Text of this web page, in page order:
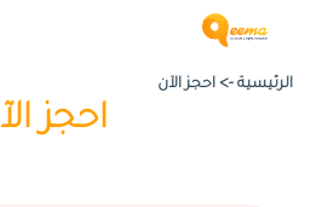
الرئيسية -> احجز الآن
احجز